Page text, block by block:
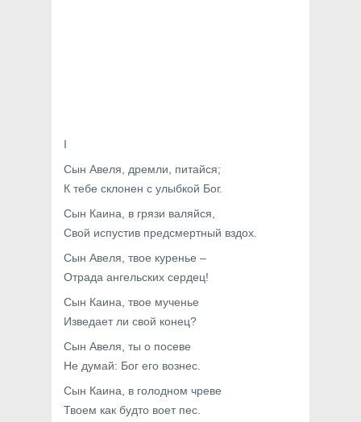
I
Сын Авеля, дремли, питайся;
К тебе склонен с улыбкой Бог.
Сын Каина, в грязи валяйся,
Свой испустив предсмертный вздох.
Сын Авеля, твое куренье –
Отрада ангельских сердец!
Сын Каина, твое мученье
Изведает ли свой конец?
Сын Авеля, ты о посеве
Не думай: Бог его вознес.
Сын Каина, в голодном чреве
Твоем как будто воет пес.